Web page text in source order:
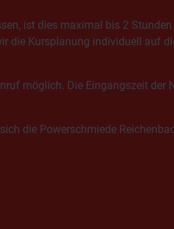
ist dies maximal bis 2
die Kursplanung individuell auf
möglich. Die Eingangszeit
die Powerschmiede